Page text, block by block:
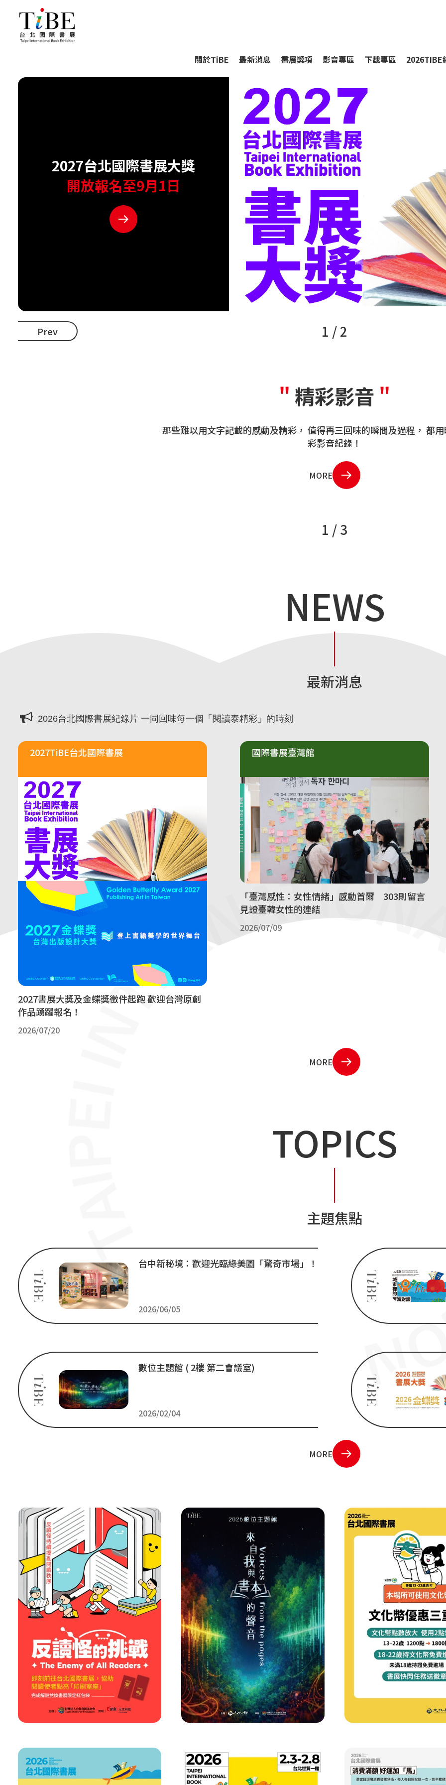
關於TiBE 最新消息 書展獎項 影音專區 下載專區 2026TIBE
Prev 2 / 2
" 精彩影音 "
那些難以用文字記載的感動及精彩， 值得再三回味的瞬間及過程， 都
彩影音紀錄！
MORE
1 / 3
NEWS
最新消息
2026台北國際書展紀錄片 一同回味每一個「閱讀泰精彩」的時刻
2027TiBE台北國際書展
2027書展大獎及金蝶獎徵件起跑 歡迎台灣原創
作品踴躍報名！
2026/07/20
國際書展臺灣館
「臺灣感性：女性情緒」感動首爾 303則留言
見證臺韓女性的連結
2026/07/09
MORE
TOPICS
主題焦點
台中新秘境：歡迎光臨綠美圖「驚奇市場」！
2026/06/05
數位主題館 ( 2樓 第二會議室)
2026/02/04
MORE